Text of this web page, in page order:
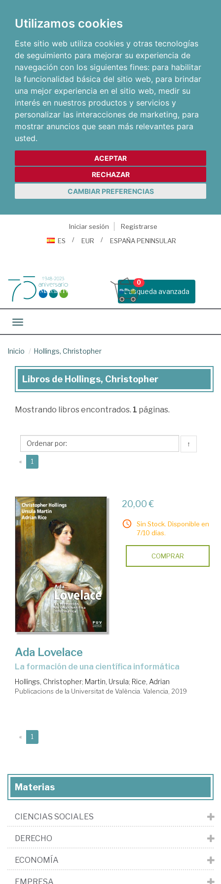
Utilizamos cookies
Este sitio web utiliza cookies y otras tecnologías
de seguimiento para mejorar su experiencia de
navegación con los siguientes fines: para habilitar
la funcionalidad básica del sitio web, para brindar
una mejor experiencia en el sitio web, medir su
interés en nuestros productos y servicios y
personalizar las interacciones de marketing, para
mostrar anuncios que sean más relevantes para
usted.
ACEPTAR
RECHAZAR
CAMBIAR PREFERENCIAS
Iniciar sesión
Registrarse
ES
EUR ESPAÑA PENINSULAR
Busqueda avanzada
0
Toggle navigation
Inicio Hollings, Christopher
Libros
Hollings,
Libros de Hollings, Christopher
Mostrando libros encontrados. 1 páginas.
↑
« 1
20,00 €
Sin Stock. Disponible en
7/10 días.
COMPRAR
Ada Lovelace
la formación de una científica informática
Hollings, Christopher; Martin, Ursula; Rice, Adrian
Publicacions de la Universitat de València. Valencia, 2019
« 1
Materias
CIENCIAS SOCIALES
DERECHO
ECONOMÍA
EMPRESA